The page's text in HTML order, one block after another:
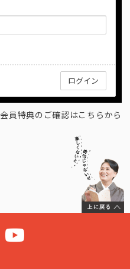
会員特典のご確認はこちらから